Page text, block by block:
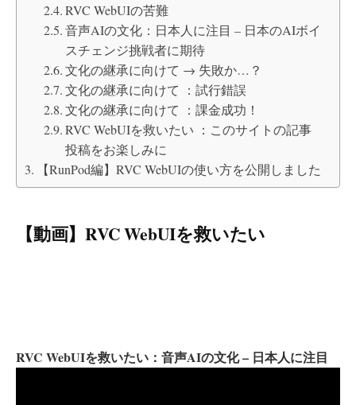
RVC WebUIの苦難
音声AIの文化：日本人に注目 – 日本のAIボイ
スチェンジ挑戦者に期待
文化の継承に向けて → 失敗か…？
文化の継承に向けて ：試行錯誤
文化の継承に向けて ：課金成功！
RVC WebUIを救いたい ：このサイトの記事
投稿をお楽しみに
【RunPod編】RVC WebUIの使い方を公開しました
【動画】RVC WebUIを救いたい
RVC WebUIを救いたい：音声AIの文化 – 日本人に注目